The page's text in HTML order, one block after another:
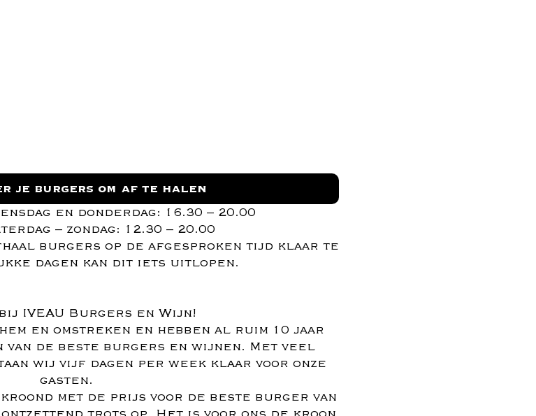
je burgers om af te halen
en donderdag: 16.30 – 20.00
– zondag: 12.30 – 20.00
burgers op de afgesproken tijd klaar te
dagen kan dit iets uitlopen.
IVEAU Burgers en Wijn!
en omstreken en hebben al ruim 10 jaar
de beste burgers en wijnen. Met veel
wij vijf dagen per week klaar voor onze
gasten.
met de prijs voor de beste burger van